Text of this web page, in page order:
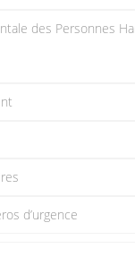
des Personnes
d’urgence